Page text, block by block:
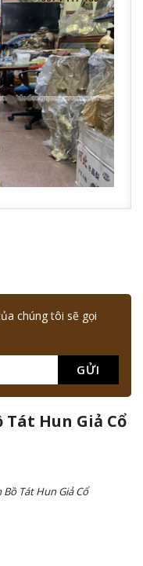
chúng tôi sẽ gọi
GỬI
Hun Giả Cổ
Tát Hun Giả Cổ